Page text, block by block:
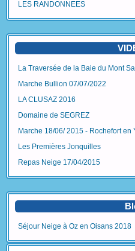
LES RANDONNEES
La Traversée de la Baie du Mont
Marche Bullion 07/07/2022
LA CLUSAZ 2016
Domaine de SEGREZ
Marche 18/06/ 2015 - Rochefort en
Les Premières Jonquilles
Repas Neige 17/04/2015
Séjour Neige à Oz en Oisans 2018